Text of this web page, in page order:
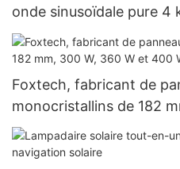
onde sinusoïdale pure 4
V, prix de gros pour les
Foxtech, fabricant de
monocristallins de 182
W à prix avantageux